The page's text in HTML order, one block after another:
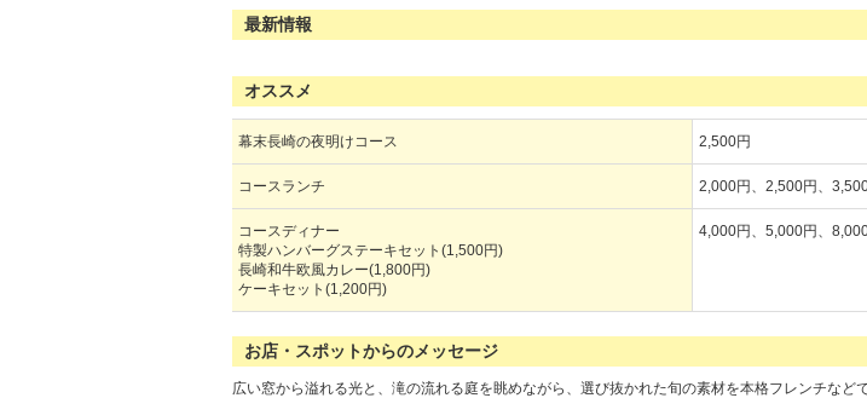
最新情報
オススメ
幕末長崎の夜明けコース 2,500円
コースランチ 2,000円、2,500円、
コースディナー
特製ハンバーグステーキセット(1,500円)
長崎和牛欧風カレー(1,800円)
ケーキセット(1,200円)
4,000円、5,000円、
お店・スポットからのメッセージ
広い窓から溢れる光と、滝の流れる庭を眺めながら、選び抜かれた旬の素材を本格フレンチなど